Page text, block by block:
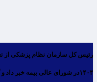
رئیس کل سازمان نظام پزشکی از
۱۴۰۴در شورای عالی بیمه خبر